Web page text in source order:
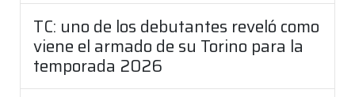
TC: uno de los debutantes reveló como
viene el armado de su Torino para la
temporada 2026